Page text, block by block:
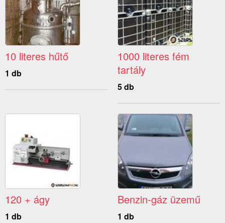
10 literes hűtő
1 db
1000 literes fém
tartály
5 db
120 + ágy
1 db
Benzin-gáz üzemű
1 db